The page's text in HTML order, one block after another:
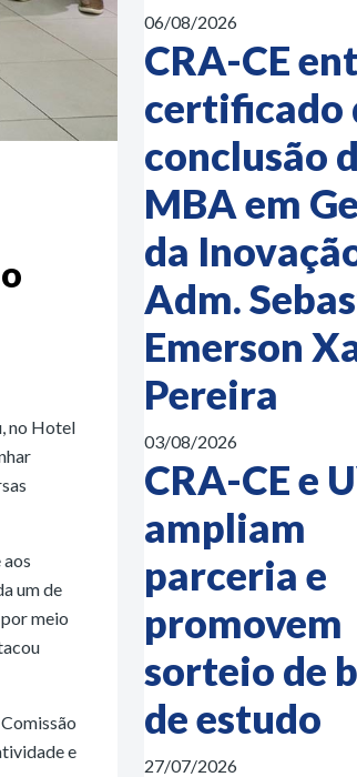
no Hotel
um de
meio
e
06/08/2026
CRA-CE
certificado
conclusão
MBA em
da
Adm.
Emerson
Pereira
03/08/2026
CRA-CE e
ampliam
parceria e
promovem
sorteio de
de estudo
27/07/2026